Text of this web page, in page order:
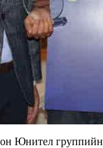
Юнител группийн